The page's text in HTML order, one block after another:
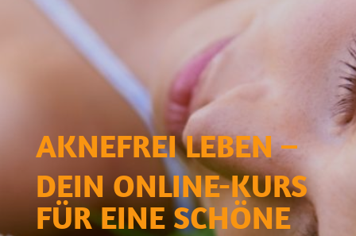
AKNEFREI LEBEN –
DEIN ONLINE-KURS
FÜR EINE SCHÖNE